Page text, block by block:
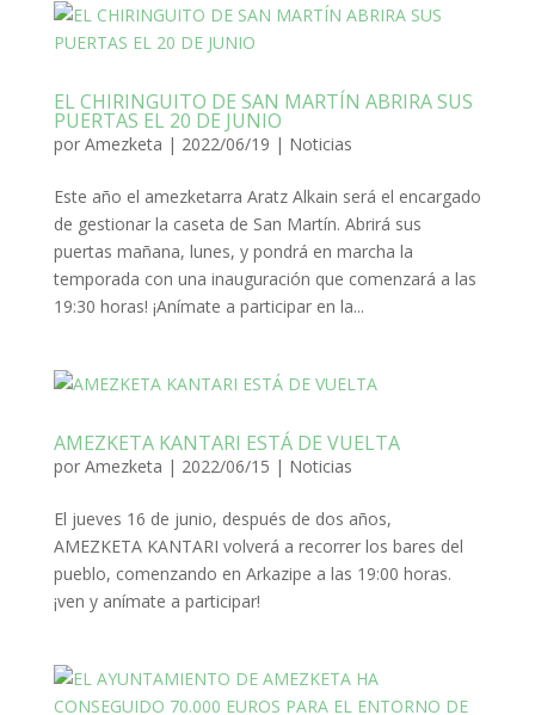
EL CHIRINGUITO DE SAN MARTÍN ABRIRA SUS
PUERTAS EL 20 DE JUNIO
por Amezketa | 2022/06/19 | Noticias
Este año el amezketarra Aratz Alkain será el encargado
de gestionar la caseta de San Martín. Abrirá sus
puertas mañana, lunes, y pondrá en marcha la
temporada con una inauguración que comenzará a las
19:30 horas! ¡Anímate a participar en la...
AMEZKETA KANTARI ESTÁ DE VUELTA
por Amezketa | 2022/06/15 | Noticias
El jueves 16 de junio, después de dos años,
AMEZKETA KANTARI volverá a recorrer los bares del
pueblo, comenzando en Arkazipe a las 19:00 horas.
¡ven y anímate a participar!